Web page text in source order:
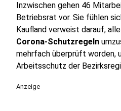
Inzwischen gehen 46
Betriebsrat vor. Sie fühlen
Kaufland verweist darauf, alle
Corona-Schutzregeln
mehrfach überprüft worden,
Arbeitsschutz der
Anzeige